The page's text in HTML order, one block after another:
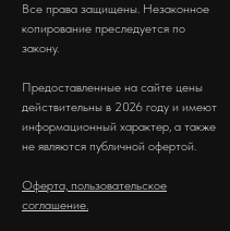
Все права защищены. Незаконное
копирование преследуется по
закону.
Предоставленные на сайте цены
действительны в 2026 году и имеют
информационный характер, а также
не являются публичной офертой.
Оферта, пользовательское
соглашение.